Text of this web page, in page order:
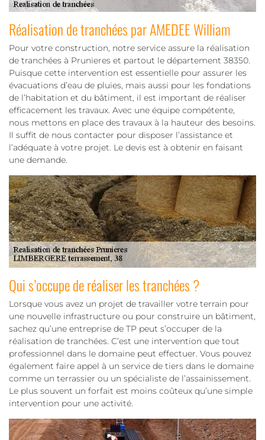
Réalisation de tranchées par AMEDEE William
Pour votre construction, notre service assure la réalisation
de tranchées à Prunieres et partout le département 38350.
Puisque cette intervention est essentielle pour assurer les
évacuations d’eau de pluies, mais aussi pour les fondations
de l’habitation et du bâtiment, il est important de réaliser
efficacement les travaux. Avec une équipe compétente,
nous mettons en place des travaux à la hauteur des besoins.
Il suffit de nous contacter pour disposer l’assistance et
l’adéquate à votre projet. Le devis est à obtenir en faisant
une demande.
Qui s’occupe de réaliser les tranchées ?
Lorsque vous avez un projet de travailler votre terrain pour
une nouvelle infrastructure ou pour construire un bâtiment,
sachez qu’une entreprise de TP peut s’occuper de la
réalisation de tranchées. C’est une intervention que tout
professionnel dans le domaine peut effectuer. Vous pouvez
également faire appel à un service de tiers dans le domaine
comme un terrassier ou un spécialiste de l’assainissement.
Le plus souvent un forfait est moins coûteux qu’une simple
intervention pour une activité.